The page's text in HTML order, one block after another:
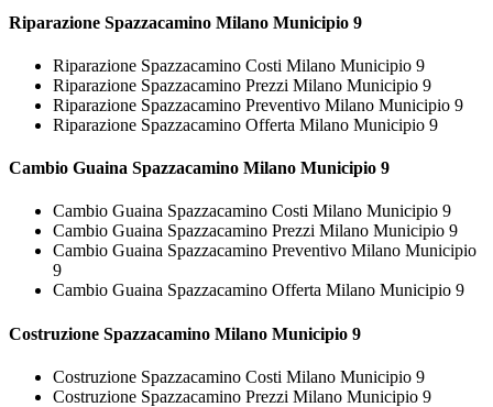
Riparazione Spazzacamino Milano Municipio 9
Riparazione Spazzacamino Costi Milano Municipio 9
Riparazione Spazzacamino Prezzi Milano Municipio 9
Riparazione Spazzacamino Preventivo Milano Municipio 9
Riparazione Spazzacamino Offerta Milano Municipio 9
Cambio Guaina Spazzacamino Milano Municipio 9
Cambio Guaina Spazzacamino Costi Milano Municipio 9
Cambio Guaina Spazzacamino Prezzi Milano Municipio 9
Cambio Guaina Spazzacamino Preventivo Milano Municipio
9
Cambio Guaina Spazzacamino Offerta Milano Municipio 9
Costruzione Spazzacamino Milano Municipio 9
Costruzione Spazzacamino Costi Milano Municipio 9
Costruzione Spazzacamino Prezzi Milano Municipio 9